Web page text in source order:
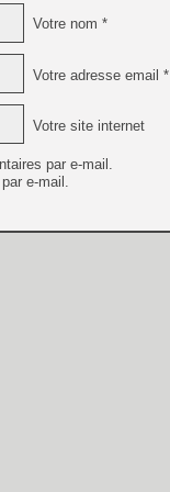
Votre nom *
Votre adresse email *
Votre site internet
par e-mail.
e-mail.